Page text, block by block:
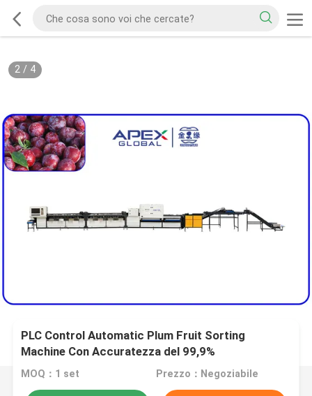
2/ 4
PLC Control Automatic Plum Fruit Sorting
Machine Con Accuratezza del 99,9%
MOQ：1 set Prezzo：Negoziabile